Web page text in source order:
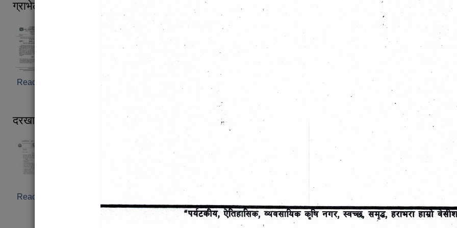
ग्राभेल संकलन गरी बिक्री गर्ने सम्बन्धी सूचना
Read more
दरखास्त आव्हान सम्बन्धी सूचना ।
Read more
बेसीशहर नगरपालिका परिसरमा रहेको क्यान्टिन
Post date:
बेसीशहर नगरपालिका वडा नं. ८ मा रहेको
क्यान्टिन सञ्चालनको लागि दरभाउ-पत्र आह्वान
सम्बन्धी सूचना!
07/24/2026 - 20:06
आ.व. २०८३।८४ का लागि सहजी बसपार्कमा
वापतको रकम संकलन गर्ने कार्यको लागि दरभाउ-